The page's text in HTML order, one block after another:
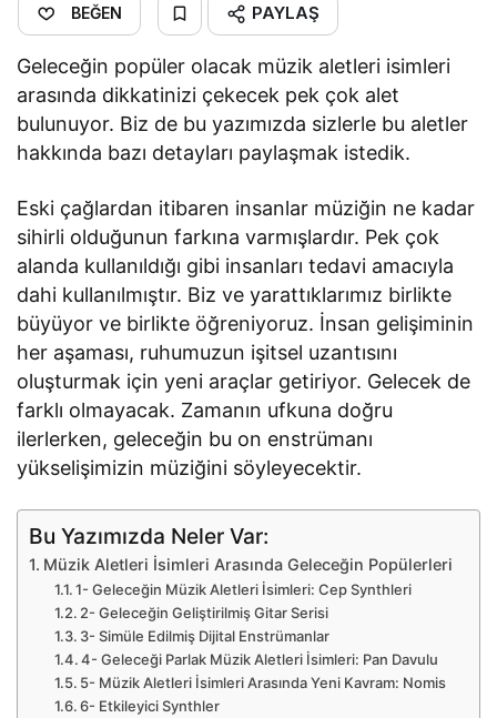
BEĞEN PAYLAŞ
Geleceğin popüler olacak müzik aletleri isimleri
arasında dikkatinizi çekecek pek çok alet
bulunuyor. Biz de bu yazımızda sizlerle bu aletler
hakkında bazı detayları paylaşmak istedik.
Eski çağlardan itibaren insanlar müziğin ne kadar
sihirli olduğunun farkına varmışlardır. Pek çok
alanda kullanıldığı gibi insanları tedavi amacıyla
dahi kullanılmıştır. Biz ve yarattıklarımız birlikte
büyüyor ve birlikte öğreniyoruz. İnsan gelişiminin
her aşaması, ruhumuzun işitsel uzantısını
oluşturmak için yeni araçlar getiriyor. Gelecek de
farklı olmayacak. Zamanın ufkuna doğru
ilerlerken, geleceğin bu on enstrümanı
yükselişimizin müziğini söyleyecektir.
Bu Yazımızda Neler Var:
Müzik Aletleri İsimleri Arasında Geleceğin Popülerleri
1- Geleceğin Müzik Aletleri İsimleri: Cep Synthleri
2- Geleceğin Geliştirilmiş Gitar Serisi
3- Simüle Edilmiş Dijital Enstrümanlar
4- Geleceği Parlak Müzik Aletleri İsimleri: Pan Davulu
5- Müzik Aletleri İsimleri Arasında Yeni Kavram: Nomis
6- Etkileyici Synthler